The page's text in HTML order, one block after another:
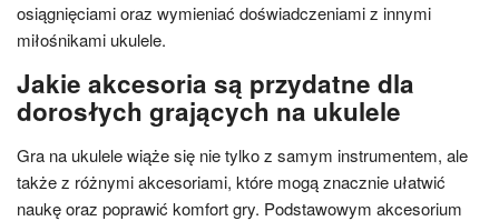
osiągnięciami oraz wymieniać doświadczeniami z innymi
miłośnikami ukulele.
Jakie akcesoria są przydatne dla
dorosłych grających na ukulele
Gra na ukulele wiąże się nie tylko z samym instrumentem, ale
także z różnymi akcesoriami, które mogą znacznie ułatwić
naukę oraz poprawić komfort gry. Podstawowym akcesorium